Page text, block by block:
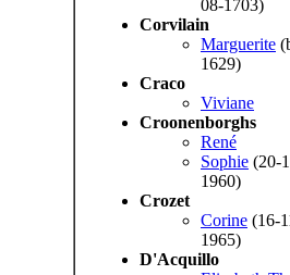
08-1703)
Corvilain
Marguerite
1629)
Craco
Viviane
Croonenborghs
René
Sophie (20-
1960)
Crozet
Corine (16-
1965)
D'Acquillo